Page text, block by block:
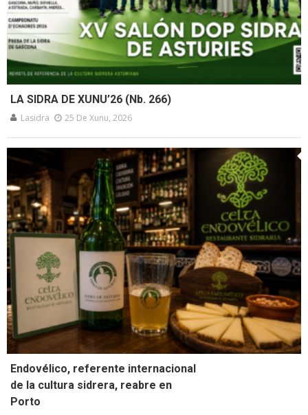
LA SIDRA DE XUNU’26 (Nb. 266)
Lasidra 25 De Xunu, 2026
Endovélico, referente internacional
de la cultura sidrera, reabre en
Porto